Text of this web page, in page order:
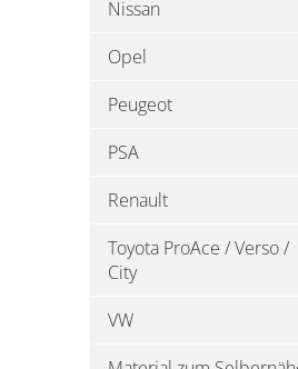
Nissan
Opel
Peugeot
PSA
Renault
Toyota ProAce / Verso /
City
VW